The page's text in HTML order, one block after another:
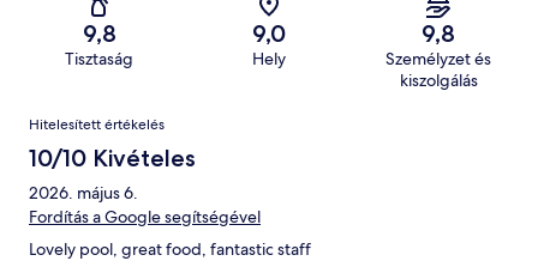
9,8
Tisztaság
9,0
Hely
9,8
Személyzet és
kiszolgálás
Értékelések
Hitelesített értékelés
10/10 Kivételes
2026. május 6.
Fordítás a Google segítségével
Lovely pool, great food, fantastic staff